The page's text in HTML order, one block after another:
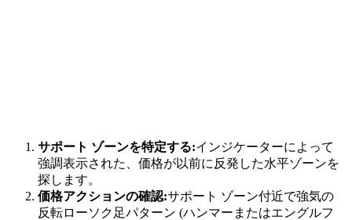
サポート ゾーンを特定する:インジケーターによって
強調表示された、価格が以前に反発した水平ゾーンを
探します。
価格アクションの確認:サポート ゾーン付近で強気の
反転ローソク足パターン (ハンマーまたはエングルフ